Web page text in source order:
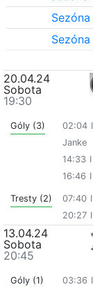
20.04.24
Sobota
19:30
Góly (3) 02:04
Janke
14:33
16:46
Tresty (2) 07:40
20:27
13.04.24
Sobota
20:45
Góly (1) 03:36